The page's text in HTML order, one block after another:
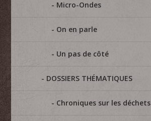
Micro-Ondes
On en parle
Un pas de côté
DOSSIERS THÉMATIQUES
Chroniques sur les déchets